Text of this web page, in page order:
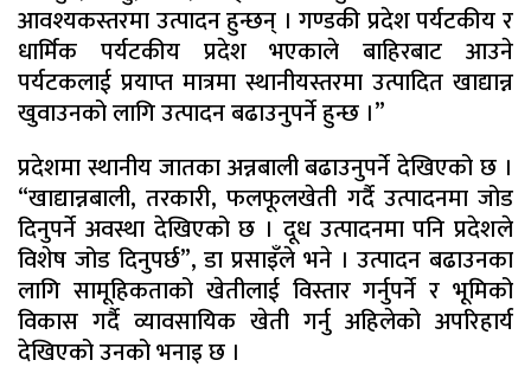
आवश्यकस्तरमा उत्पादन हुन्छन् । गण्डकी प्रदेश पर्यटकीय र
धार्मिक पर्यटकीय प्रदेश भएकाले बाहिरबाट आउने
पर्यटकलाई प्रयाप्त मात्रमा स्थानीयस्तरमा उत्पादित खाद्यान्न
खुवाउनको लागि उत्पादन बढाउनुपर्ने हुन्छ ।”
प्रदेशमा स्थानीय जातका अन्नबाली बढाउनुपर्ने देखिएको छ ।
“खाद्यान्नबाली, तरकारी, फलफूलखेती गर्दै उत्पादनमा जोड
दिनुपर्ने अवस्था देखिएको छ । दूध उत्पादनमा पनि प्रदेशले
विशेष जोड दिनुपर्छ”, डा प्रसाइँले भने । उत्पादन बढाउनका
लागि सामूहिकताको खेतीलाई विस्तार गर्नुपर्ने र भूमिको
विकास गर्दै व्यावसायिक खेती गर्नु अहिलेको अपरिहार्य
देखिएको उनको भनाइ छ ।